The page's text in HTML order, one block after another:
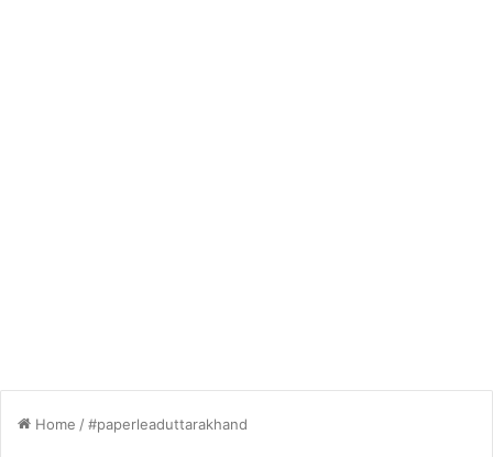
Home /#paperleaduttarakhand